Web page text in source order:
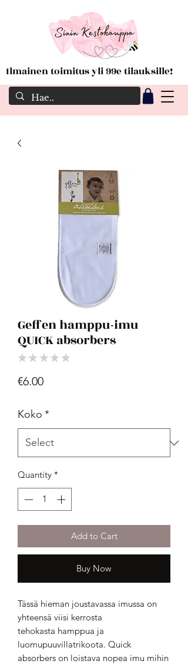
Ilmainen toimitus yli 99e tilauksille!
Geffen hamppu-imu
QUICK absorbers
★ ★ ★ ★ ★
€6.00Price
Koko *
Quantity *
Add to Cart
Buy Now
Tässä hieman joustavassa imussa on
yhteensä viisi kerrosta
tehokasta hamppua ja
luomupuuvillatrikoota. Quick
absorbers on loistava nopea imu mihin